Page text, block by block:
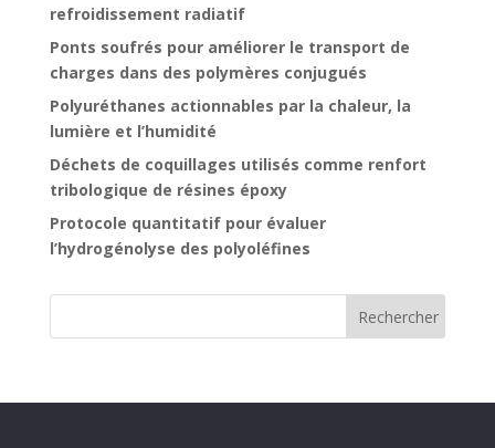
refroidissement radiatif
Ponts soufrés pour améliorer le transport de
charges dans des polymères conjugués
Polyuréthanes actionnables par la chaleur, la
lumière et l’humidité
Déchets de coquillages utilisés comme renfort
tribologique de résines époxy
Protocole quantitatif pour évaluer
l’hydrogénolyse des polyoléfines